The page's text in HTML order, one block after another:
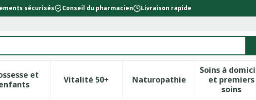
sécurisés Conseil du pharmacien Livraison rapide
Beauté, soins et hygiène
menu pour la catégorie Régime, alimentation & vitamines
et
Afficher le sous-menu pour la catégorie Grossesse et enfants
Vitalité 50+Afficher le sous-menu pour la catégorie
NaturopathieAfficher le sous-menu
Soins à
et premiers
soins